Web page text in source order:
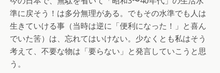
準に戻そう！は多分無理がある。でもその水準でも人は
生きていける事（当時は逆に「便利になった！」と喜ん
でいた筈）は、忘れてはいけない。少なくとも私はそう
考えて、不要な物は「要らない」と発言していこうと思
う。